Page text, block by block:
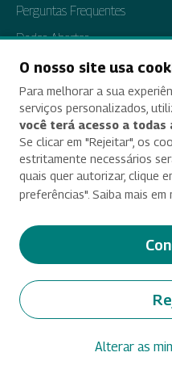
Perguntas Frequentes
Dados Abertos
Tratamento de Dados Pessoais
Transparência e Prestação de
Termos de uso
Alterar
© 2025 Criado e
O nosso site usa
Para melhorar a sua
serviços personalizados,
você terá acesso a
Se clicar em "Rejeitar", os
estritamente necessários
quais quer autorizar, clique
preferências". Saiba mais em
Alterar as